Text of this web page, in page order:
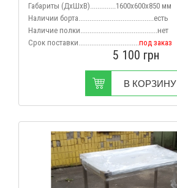
Габариты (ДхШхВ)..............1600х600х850 мм
Наличии борта.........................................есть
Наличие полки..........................................нет
Срок поставки.................................под заказ
5 100 грн
В КОРЗИНУ